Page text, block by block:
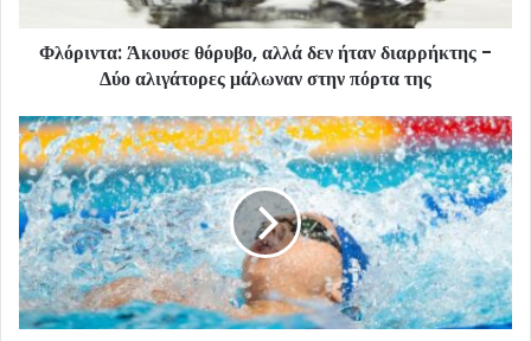
Φλόριντα: Άκουσε θόρυβο, αλλά δεν ήταν διαρρήκτης -
Δύο αλιγάτορες μάλωναν στην πόρτα της